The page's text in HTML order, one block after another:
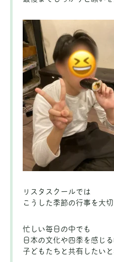
リスタスクールでは
こうした季節の行事を大切
忙しい毎日の中でも
日本の文化や四季を感じ
子どもたちと共有したいと